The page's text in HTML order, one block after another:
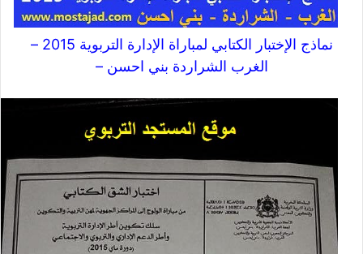
نماذج الإختبار الكتابي لمباراة الإدارة التربوية 2015 –
الغرب الشراردة بني احسن –